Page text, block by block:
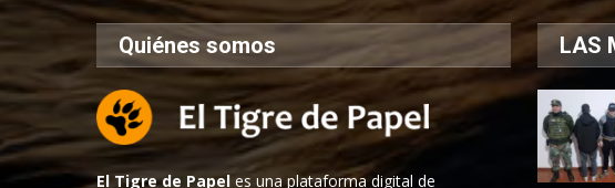
Quiénes somos
El Tigre de Papel es una plataforma digital de
LAS